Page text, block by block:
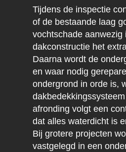
Tijdens de inspectie
of de bestaande laag
vochtschade aanwezig
dakconstructie het
Daarna wordt de
en waar nodig
ondergrond in orde is,
afronding volgt een
dat alles waterdicht is
Bij grotere projecten
vastgelegd in een